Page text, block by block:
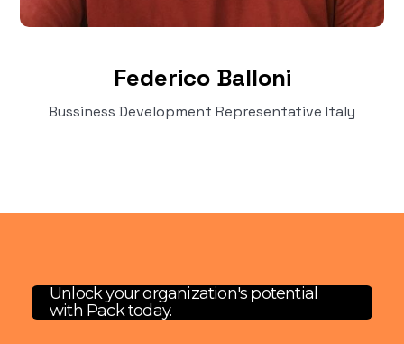
Federico Balloni
Bussiness Development Representative Italy
Unlock your organization's potential
with Pack today.